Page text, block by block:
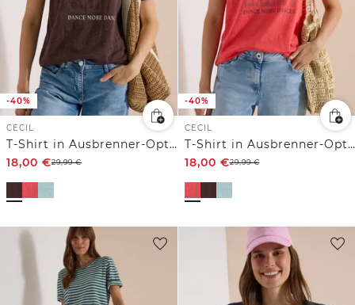
-40%
CECIL
T-Shirt in Ausbrenner-Optik
18,00 €29,99€
-40%
CECIL
T-Shirt in Ausbrenner-Optik
18,00 €29,99€